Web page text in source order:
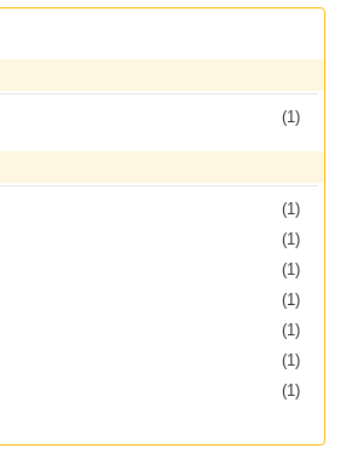
(1)
(1)
(1)
(1)
(1)
(1)
(1)
(1)